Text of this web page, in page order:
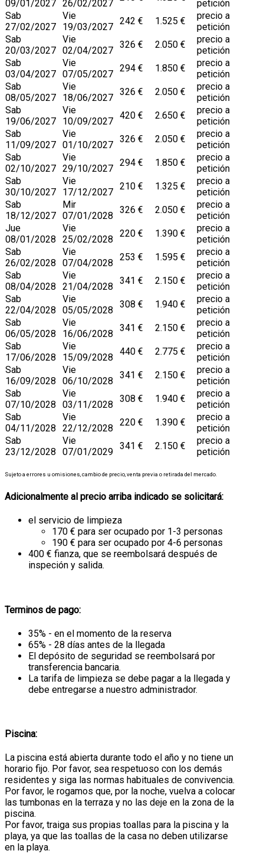
09/01/2027 26/02/2027
petición
Sab
27/02/2027
Vie
19/03/2027
242 € 1.525 €
precio a
petición
Sab
20/03/2027
Vie
02/04/2027
326 € 2.050 €
precio a
petición
Sab
03/04/2027
Vie
07/05/2027
294 € 1.850 €
precio a
petición
Sab
08/05/2027
Vie
18/06/2027
326 € 2.050 €
precio a
petición
Sab
19/06/2027
Vie
10/09/2027
420 € 2.650 €
precio a
petición
Sab
11/09/2027
Vie
01/10/2027
326 € 2.050 €
precio a
petición
Sab
02/10/2027
Vie
29/10/2027
294 € 1.850 €
precio a
petición
Sab
30/10/2027
Vie
17/12/2027
210 € 1.325 €
precio a
petición
Sab
18/12/2027
Mir
07/01/2028
326 € 2.050 €
precio a
petición
Jue
08/01/2028
Vie
25/02/2028
220 € 1.390 €
precio a
petición
Sab
26/02/2028
Vie
07/04/2028
253 € 1.595 €
precio a
petición
Sab
08/04/2028
Vie
21/04/2028
341 € 2.150 €
precio a
petición
Sab
22/04/2028
Vie
05/05/2028
308 € 1.940 €
precio a
petición
Sab
06/05/2028
Vie
16/06/2028
341 € 2.150 €
precio a
petición
Sab
17/06/2028
Vie
15/09/2028
440 € 2.775 €
precio a
petición
Sab
16/09/2028
Vie
06/10/2028
341 € 2.150 €
precio a
petición
Sab
07/10/2028
Vie
03/11/2028
308 € 1.940 €
precio a
petición
Sab
04/11/2028
Vie
22/12/2028
220 € 1.390 €
precio a
petición
Sab
23/12/2028
Vie
07/01/2029
341 € 2.150 €
precio a
petición
Sujeto a errores u omisiones, cambio de precio, venta previa o retirada del mercado.
Adicionalmente al precio arriba indicado se solicitará:
el servicio de limpieza
170 € para ser ocupado por 1-3 personas
190 € para ser ocupado por 4-6 personas
400 € fianza, que se reembolsará después de
inspeción y salida.
Terminos de pago:
35% - en el momento de la reserva
65% - 28 días antes de la llegada
El depósito de seguridad se reembolsará por
transferencia bancaria.
La tarifa de limpieza se debe pagar a la llegada y
debe entregarse a nuestro administrador.
Piscina:
La piscina está abierta durante todo el año y no tiene un
horario fijo. Por favor, sea respetuoso con los demás
residentes y siga las normas habituales de convivencia.
Por favor, le rogamos que, por la noche, vuelva a colocar
las tumbonas en la terraza y no las deje en la zona de la
piscina.
Por favor, traiga sus propias toallas para la piscina y la
playa, ya que las toallas de la casa no deben utilizarse
en la playa.